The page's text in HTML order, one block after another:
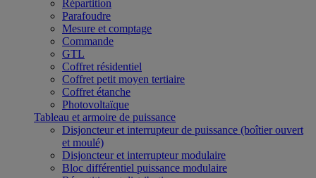
Répartition
Parafoudre
Mesure et comptage
Commande
GTL
Coffret résidentiel
Coffret petit moyen tertiaire
Coffret étanche
Photovoltaïque
Tableau et armoire de puissance
Disjoncteur et interrupteur de puissance (boîtier ouvert
et moulé)
Disjoncteur et interrupteur modulaire
Bloc différentiel puissance modulaire